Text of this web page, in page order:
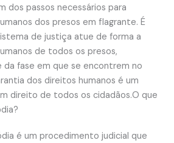
dos passos necessários para
dos presos em flagrante. É
de justiça atue de forma a
de todos os presos,
fase em que se encontrem no
dos direitos humanos é um
direito de todos os cidadãos.O que
é um procedimento judicial que